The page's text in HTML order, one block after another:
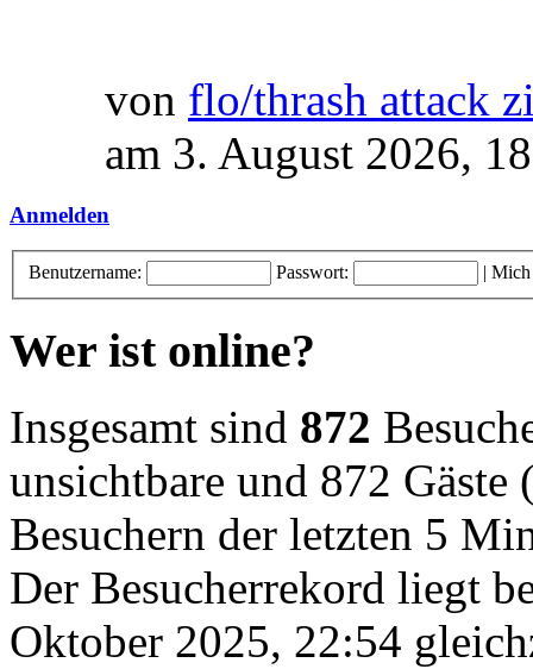
von flo/thrash attack
am 3. August 2026,
Anmelden
Benutzername: Passwort: | Mich
Wer ist online?
Insgesamt sind 872
unsichtbare und 872 Gäste
Besuchern der letzten 5
Der Besucherrekord liegt
Oktober 2025, 22:54